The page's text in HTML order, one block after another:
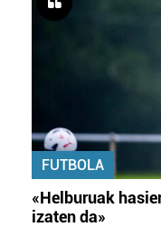
FUTBOLA
«Helburuak
izaten da»